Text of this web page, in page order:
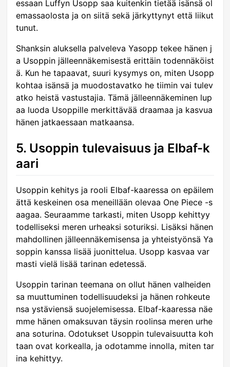
essaan Luffyn Usopp saa kuitenkin tietää isänsä ol
emassaolosta ja on siitä sekä järkyttynyt että liikut
tunut.
Shanksin aluksella palveleva Yasopp tekee hänen j
a Usoppin jälleennäkemisestä erittäin todennäköist
ä. Kun he tapaavat, suuri kysymys on, miten Usopp
kohtaa isänsä ja muodostavatko he tiimin vai tulev
atko heistä vastustajia. Tämä jälleennäkeminen lup
aa luoda Usoppille merkittävää draamaa ja kasvua
hänen jatkaessaan matkaansa.
5. Usoppin tulevaisuus ja Elbaf-k
aari
Usoppin kehitys ja rooli Elbaf-kaaressa on epäilem
ättä keskeinen osa meneillään olevaa One Piece -s
aagaa. Seuraamme tarkasti, miten Usopp kehittyy
todelliseksi meren urheaksi soturiksi. Lisäksi hänen
mahdollinen jälleennäkemisensa ja yhteistyönsä Ya
soppin kanssa lisää juonittelua. Usopp kasvaa var
masti vielä lisää tarinan edetessä.
Usoppin tarinan teemana on ollut hänen valheiden
sa muuttuminen todellisuudeksi ja hänen rohkeute
nsa ystäviensä suojelemisessa. Elbaf-kaaressa näe
mme hänen omaksuvan täysin roolinsa meren urhe
ana soturina. Odotukset Usoppin tulevaisuutta koh
taan ovat korkealla, ja odotamme innolla, miten tar
ina kehittyy.